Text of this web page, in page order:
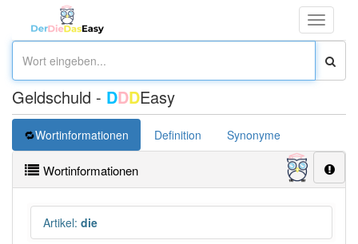
Toggle
Geldschuld - DDDEasy
Wortinformationen Definition Synonyme
Wortinformationen
Artikel: die